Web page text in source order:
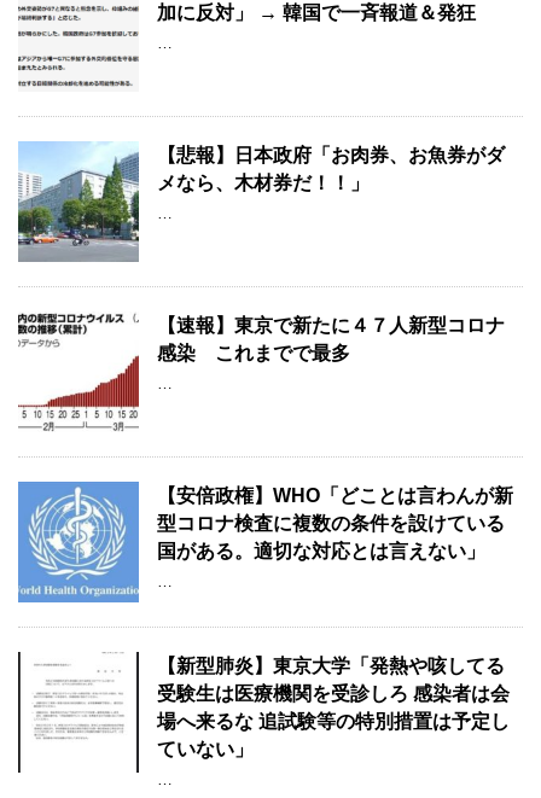
加に反対」 → 韓国で一斉報道＆発狂
…
【悲報】日本政府「お肉券、お魚券がダ
メなら、木材券だ！！」
…
【速報】東京で新たに４７人新型コロナ
感染 これまでで最多
…
【安倍政権】WHO「どことは言わんが新
型コロナ検査に複数の条件を設けている
国がある。適切な対応とは言えない」
…
【新型肺炎】東京大学「発熱や咳してる
受験生は医療機関を受診しろ 感染者は会
場へ来るな 追試験等の特別措置は予定し
ていない」
…